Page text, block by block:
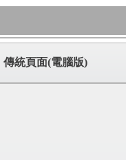
傳統頁面(電腦版)